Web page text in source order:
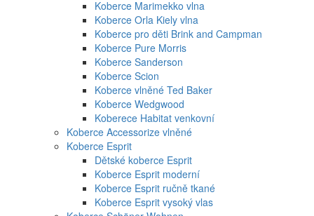
Koberce Marimekko vlna
Koberce Orla Kiely vlna
Koberce pro děti Brink and Campman
Koberce Pure Morris
Koberce Sanderson
Koberce Scion
Koberce vlněné Ted Baker
Koberce Wedgwood
Koberece Habitat venkovní
Koberce Accessorize vlněné
Koberce Esprit
Dětské koberce Esprit
Koberce Esprit moderní
Koberce Esprit ručně tkané
Koberce Esprit vysoký vlas